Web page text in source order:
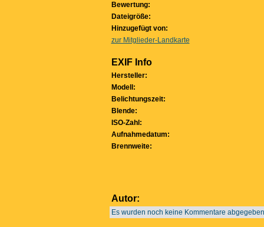
Bewertung:
Dateigröße:
Hinzugefügt von:
zur Mitglieder-Landkarte
EXIF Info
Hersteller:
Modell:
Belichtungszeit:
Blende:
ISO-Zahl:
Aufnahmedatum:
Brennweite:
Autor:
Es wurden noch keine Kommentare